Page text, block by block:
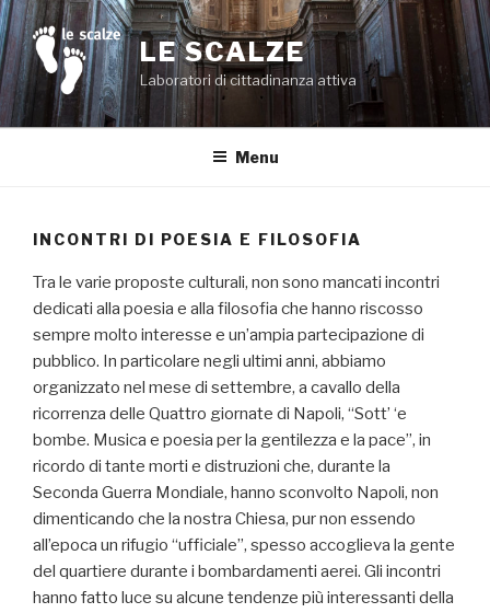
Salta
al
contenuto
LE SCALZE
Laboratori di cittadinanza attiva
Menu
INCONTRI DI POESIA E FILOSOFIA
Tra le varie proposte culturali, non sono mancati incontri
dedicati alla poesia e alla filosofia che hanno riscosso
sempre molto interesse e un’ampia partecipazione di
pubblico. In particolare negli ultimi anni, abbiamo
organizzato nel mese di settembre, a cavallo della
ricorrenza delle Quattro giornate di Napoli, “Sott’ ‘e
bombe. Musica e poesia per la gentilezza e la pace”, in
ricordo di tante morti e distruzioni che, durante la
Seconda Guerra Mondiale, hanno sconvolto Napoli, non
dimenticando che la nostra Chiesa, pur non essendo
all’epoca un rifugio “ufficiale”, spesso accoglieva la gente
del quartiere durante i bombardamenti aerei. Gli incontri
hanno fatto luce su alcune tendenze più interessanti della